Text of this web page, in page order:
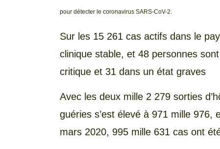
pour détecter le coronavirus SARS-CoV-2.
Sur les 15 261 cas actifs dans le
clinique stable, et 48 personnes
critique et 31 dans un état graves
Avec les deux mille 2 279 sorties
guéries s’est élevé à 971 mille 976,
mars 2020, 995 mille 631 cas ont